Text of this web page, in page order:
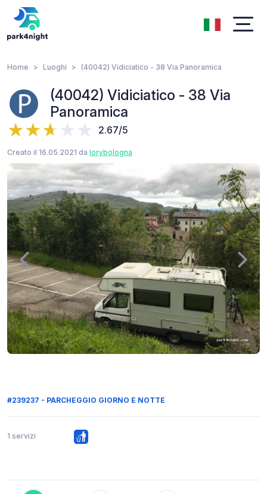
Home Luoghi (40042) Vidiciatico - 38 Via Panoramica
(40042) Vidiciatico - 38 Via
Panoramica
2.67/5
Creato il 16.05.2021 da lorybologna
#239237 - PARCHEGGIO GIORNO E NOTTE
1 servizi